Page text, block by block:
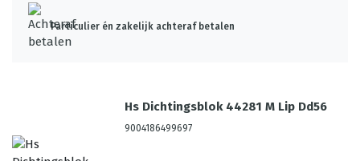
Particulier én zakelijk achteraf betalen
Hs Dichtingsblok 44281 M Lip Dd56
9004186499697